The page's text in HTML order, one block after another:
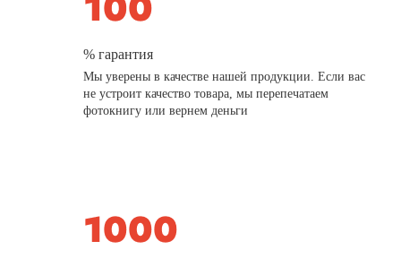
% гарантия
Мы уверены в качестве нашей продукции. Если вас
не устроит качество товара, мы перепечатаем
фотокнигу или вернем деньги